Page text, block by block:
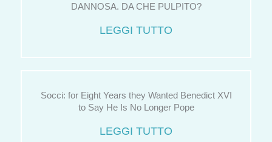
DANNOSA. DA CHE PULPITO?
LEGGI TUTTO
Socci: for Eight Years they Wanted Benedict XVI
to Say He Is No Longer Pope
LEGGI TUTTO